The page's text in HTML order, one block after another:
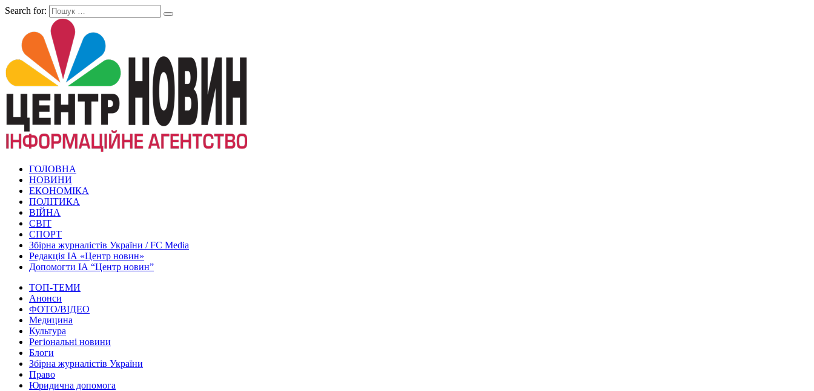
Search for:
ГОЛОВНА
НОВИНИ
ЕКОНОМІКА
ПОЛІТИКА
ВІЙНА
СВІТ
СПОРТ
Збірна журналістів України / FC Media
Редакція ІА «Центр новин»
Допомогти ІА “Центр новин”
ТОП-ТЕМИ
Анонси
ФОТО/ВІДЕО
Медицина
Культура
Регіональні новини
Блоги
Збірна журналістів України
Право
Юридична допомога